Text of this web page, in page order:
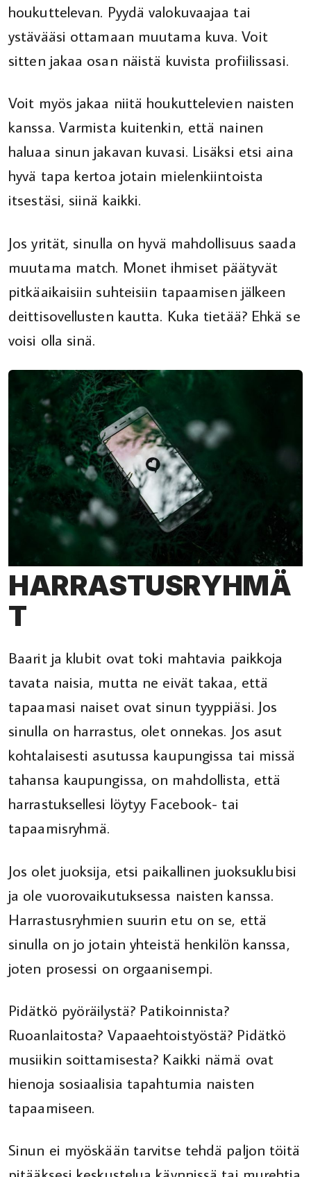
houkuttelevan. Pyydä valokuvaajaa tai
ystävääsi ottamaan muutama kuva. Voit
sitten jakaa osan näistä kuvista profiilissasi.
Voit myös jakaa niitä houkuttelevien naisten
kanssa. Varmista kuitenkin, että nainen
haluaa sinun jakavan kuvasi. Lisäksi etsi aina
hyvä tapa kertoa jotain mielenkiintoista
itsestäsi, siinä kaikki.
Jos yrität, sinulla on hyvä mahdollisuus saada
muutama match. Monet ihmiset päätyvät
pitkäaikaisiin suhteisiin tapaamisen jälkeen
deittisovellusten kautta. Kuka tietää? Ehkä se
voisi olla sinä.
HARRASTUSRYHMÄ
T
Baarit ja klubit ovat toki mahtavia paikkoja
tavata naisia, mutta ne eivät takaa, että
tapaamasi naiset ovat sinun tyyppiäsi. Jos
sinulla on harrastus, olet onnekas. Jos asut
kohtalaisesti asutussa kaupungissa tai missä
tahansa kaupungissa, on mahdollista, että
harrastuksellesi löytyy Facebook- tai
tapaamisryhmä.
Jos olet juoksija, etsi paikallinen juoksuklubisi
ja ole vuorovaikutuksessa naisten kanssa.
Harrastusryhmien suurin etu on se, että
sinulla on jo jotain yhteistä henkilön kanssa,
joten prosessi on orgaanisempi.
Pidätkö pyöräilystä? Patikoinnista?
Ruoanlaitosta? Vapaaehtoistyöstä? Pidätkö
musiikin soittamisesta? Kaikki nämä ovat
hienoja sosiaalisia tapahtumia naisten
tapaamiseen.
Sinun ei myöskään tarvitse tehdä paljon töitä